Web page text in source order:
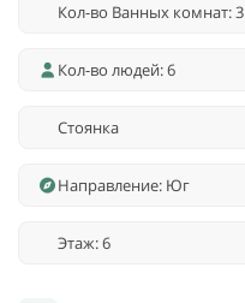
Кол-во Ванных комнат: 3
Кол-во людей: 6
Стоянка
Направление: Юг
Этаж: 6